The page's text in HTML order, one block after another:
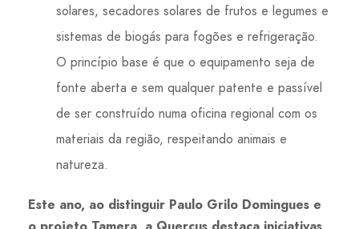
solares, secadores solares de frutos e legumes e
sistemas de biogás para fogões e refrigeração.
O princípio base é que o equipamento seja de
fonte aberta e sem qualquer patente e passível
de ser construído numa oficina regional com os
materiais da região, respeitando animais e
natureza.
Este ano, ao distinguir Paulo Grilo Domingues e